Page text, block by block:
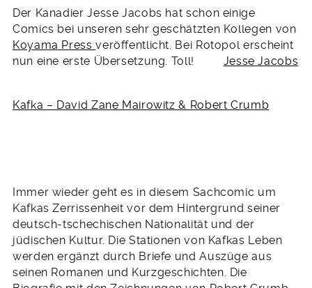
Der Kanadier Jesse Jacobs hat schon einige
Comics bei unseren sehr geschätzten Kollegen von
Koyama Pressveröffentlicht. Bei Rotopol erscheint
nun eine erste Übersetzung. Toll! Jesse Jacobs
Kafka – David Zane Mairowitz & Robert Crumb
Immer wieder geht es in diesem Sachcomic um
Kafkas Zerrissenheit vor dem Hintergrund seiner
deutsch-tschechischen Nationalität und der
jüdischen Kultur. Die Stationen von Kafkas Leben
werden ergänzt durch Briefe und Auszüge aus
seinen Romanen und Kurzgeschichten. Die